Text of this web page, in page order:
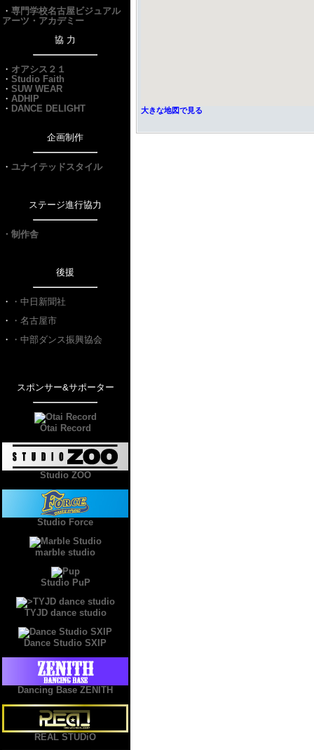
・ 専門学校名古屋ビジュアル
アーツ・アカデミー
協 力
・ オアシス２１
・ Studio Faith
・ SUW WEAR
・ ADHIP
・ DANCE DELIGHT
企画制作
・ ユナイテッドスタイル
ステージ進行協力
・制作舎
後援
・
・中日新聞社
・
・名古屋市
・
・中部ダンス振興協会
スポンサー&サポーター
Otai Record
Studio ZOO
Studio Force
marble studio
Studio PuP
TYJD dance studio
Dance Studio SXIP
Dancing Base ZENITH
REAL STUDiO
大きな地図で見る